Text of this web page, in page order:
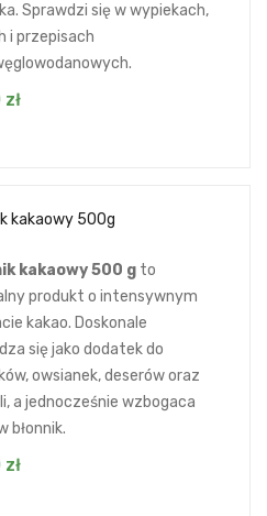
Sprawdzi się w wypiekach,
i przepisach
zł
kakaowy 500g
kakaowy 500 gto
produkt o intensywnym
kakao. Doskonale
się jako dodatek do
owsianek, deserów oraz
a jednocześnie wzbogaca
błonnik.
zł